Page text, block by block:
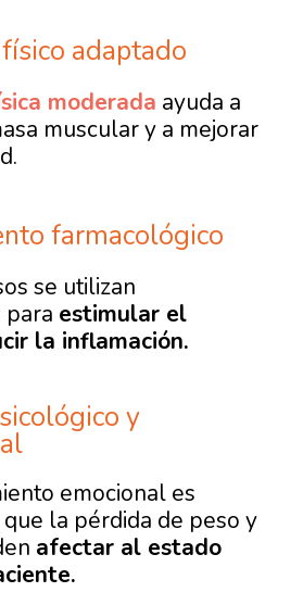
adaptado
moderada ayuda a
muscular y a mejorar
farmacológico
se utilizan
para estimular el
la inflamación.
y
emocional es
la pérdida de peso y
afectar al estado